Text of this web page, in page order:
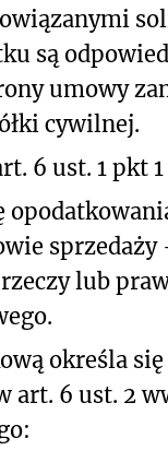
są
umowy
cywilnej.
6 ust. 1 pkt
sprzedaży
lub
określa się
art. 6 ust. 2